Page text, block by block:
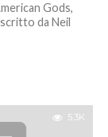
Gods,
da Neil
5.3K